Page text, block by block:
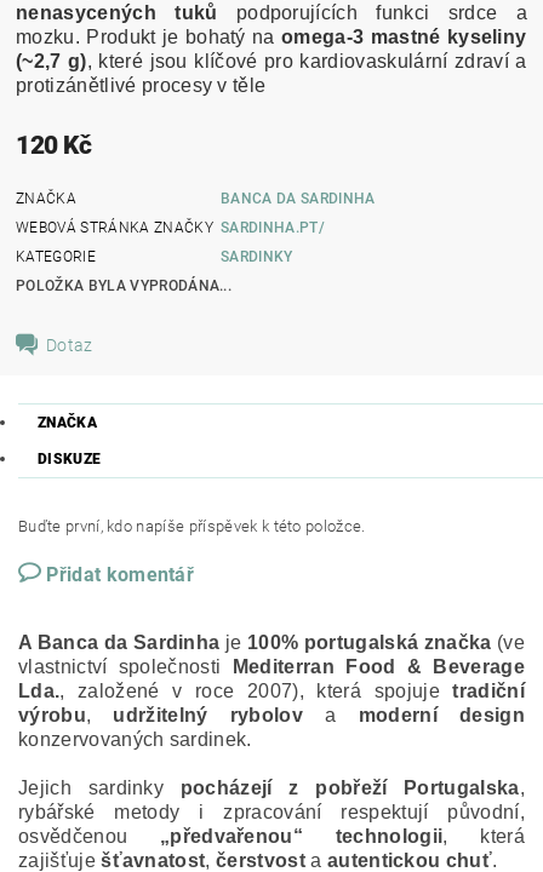
nenasycených tuků podporujících funkci srdce a
mozku. Produkt je bohatý naomega-3 mastné kyseliny
(~2,7 g), které jsou klíčové pro kardiovaskulární zdraví a
protizánětlivé procesy v těle
120 Kč
ZNAČKA
BANCA DA SARDINHA
WEBOVÁ STRÁNKA ZNAČKY SARDINHA.PT/
KATEGORIE
SARDINKY
POLOŽKA BYLA VYPRODÁNA...
Dotaz
ZNAČKA
DISKUZE
Buďte první, kdo napíše příspěvek k této položce.
Přidat komentář
A Banca da Sardinha je 100% portugalská značka (ve
vlastnictví společnosti
Mediterran Food & Beverage
Lda., založené v roce 2007), která spojujetradiční
výrobu, udržitelný rybolov a moderní design
konzervovaných sardinek.
Jejich sardinky pocházejí z pobřeží Portugalska,
rybářské metody i zpracování respektují původní,
osvědčenou „předvařenou“ technologii, která
zajišťuješťavnatost,čerstvosta autentickou chuť.